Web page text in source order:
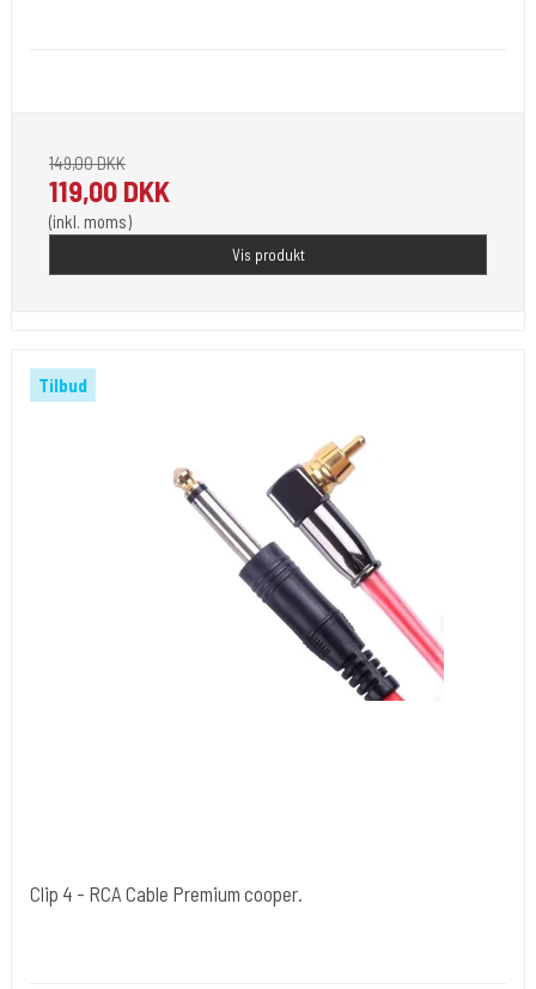
149,00 DKK
119,00 DKK
(inkl. moms)
Vis produkt
Tilbud
Clip 4 - RCA Cable Premium cooper.